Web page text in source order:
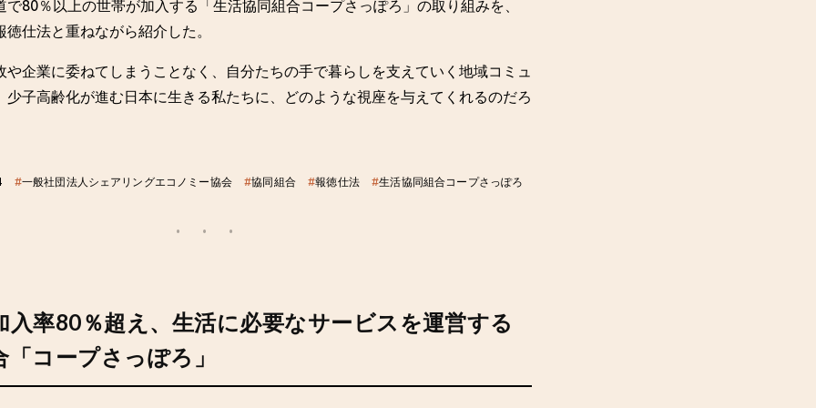
で80％以上の世帯が加入する「生活協同組合コープさっぽろ」の取り組みを、
仕法と重ねながら紹介した。
や企業に委ねてしまうことなく、自分たちの手で暮らしを支えていく地域コミュ
少子高齢化が進む日本に生きる私たちに、どのような視座を与えてくれるのだろ
#一般社団法人シェアリングエコノミー協会 #協同組合 #報徳仕法 #生活協同組合コープさっぽろ
入率80％超え、生活に必要なサービスを運営する
コープさっぽろ」